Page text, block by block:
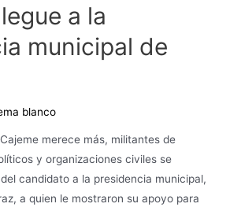
a la
municipal de
blanco
merece más, militantes de
y organizaciones civiles se
candidato a la presidencia municipal,
a quien le mostraron su apoyo para